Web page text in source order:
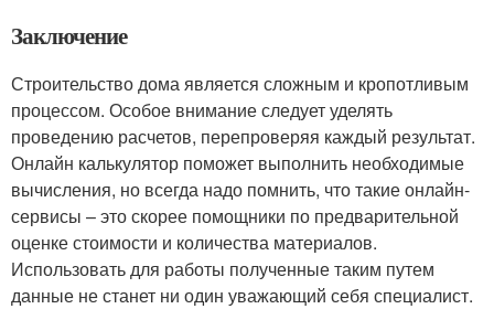
Заключение
Строительство дома является сложным и кропотливым
процессом. Особое внимание следует уделять
проведению расчетов, перепроверяя каждый результат.
Онлайн калькулятор поможет выполнить необходимые
вычисления, но всегда надо помнить, что такие онлайн-
сервисы – это скорее помощники по предварительной
оценке стоимости и количества материалов.
Использовать для работы полученные таким путем
данные не станет ни один уважающий себя специалист.